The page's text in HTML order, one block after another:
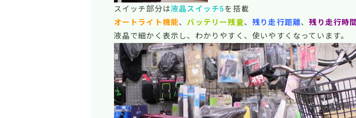
スイッチ部分は液晶スイッチ5を搭載
オートライト機能、 バッテリー残量、 残り走行距離、残り走行時間
液晶で細かく表示し、わかりやすく、使いやすくなっています。